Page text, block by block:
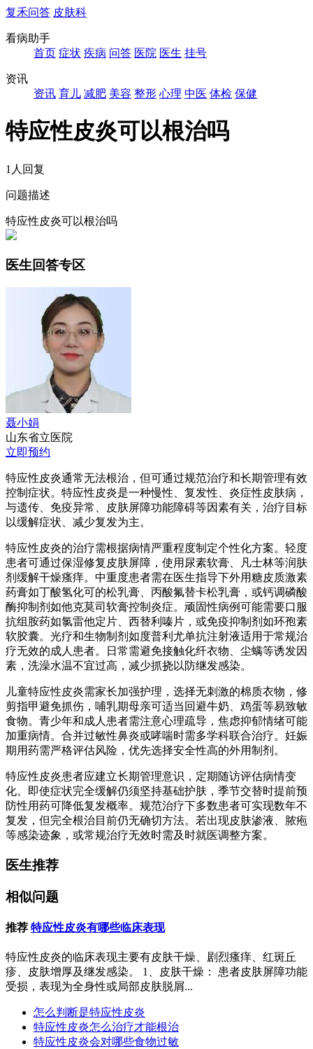
复禾问答 皮肤科
看病助手
首页 症状 疾病 问答 医院 医生 挂号
资讯
资讯 育儿 减肥 美容 整形 心理 中医 体检 保健
特应性皮炎可以根治吗
1人回复
问题描述
特应性皮炎可以根治吗
医生回答专区
聂小娟
山东省立医院
立即预约
特应性皮炎通常无法根治，但可通过规范治疗和长期管理有效
控制症状。特应性皮炎是一种慢性、复发性、炎症性皮肤病，
与遗传、免疫异常、皮肤屏障功能障碍等因素有关，治疗目标
以缓解症状、减少复发为主。
特应性皮炎的治疗需根据病情严重程度制定个性化方案。轻度
患者可通过保湿修复皮肤屏障，使用尿素软膏、凡士林等润肤
剂缓解干燥瘙痒。中重度患者需在医生指导下外用糖皮质激素
药膏如丁酸氢化可的松乳膏、丙酸氟替卡松乳膏，或钙调磷酸
酶抑制剂如他克莫司软膏控制炎症。顽固性病例可能需要口服
抗组胺药如氯雷他定片、西替利嗪片，或免疫抑制剂如环孢素
软胶囊。光疗和生物制剂如度普利尤单抗注射液适用于常规治
疗无效的成人患者。日常需避免接触化纤衣物、尘螨等诱发因
素，洗澡水温不宜过高，减少抓挠以防继发感染。
儿童特应性皮炎需家长加强护理，选择无刺激的棉质衣物，修
剪指甲避免抓伤，哺乳期母亲可适当回避牛奶、鸡蛋等易致敏
食物。青少年和成人患者需注意心理疏导，焦虑抑郁情绪可能
加重病情。合并过敏性鼻炎或哮喘时需多学科联合治疗。妊娠
期用药需严格评估风险，优先选择安全性高的外用制剂。
特应性皮炎患者应建立长期管理意识，定期随访评估病情变
化。即使症状完全缓解仍须坚持基础护肤，季节交替时提前预
防性用药可降低复发概率。规范治疗下多数患者可实现数年不
复发，但完全根治目前仍无确切方法。若出现皮肤渗液、脓疱
等感染迹象，或常规治疗无效时需及时就医调整方案。
医生推荐
相似问题
推荐 特应性皮炎有哪些临床表现
特应性皮炎的临床表现主要有皮肤干燥、剧烈瘙痒、红斑丘
疹、皮肤增厚及继发感染。 1、皮肤干燥： 患者皮肤屏障功能
受损，表现为全身性或局部皮肤脱屑...
怎么判断是特应性皮炎
特应性皮炎怎么治疗才能根治
特应性皮炎会对哪些食物过敏